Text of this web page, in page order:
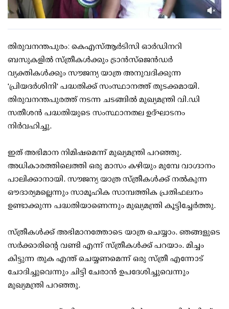
തിരുവനന്തപുരം: കെഎസ്ആർടിസി ഓർഡിനറി
ബസുകളിൽ സ്ത്രീകൾക്കും ട്രാൻസ്‌ജെൻഡർ
വ്യക്തികൾക്കും സൗജന്യ യാത്ര അനുവദിക്കുന്ന
'പ്രിയദർശിനി' പദ്ധതിക്ക് സംസ്ഥാനത്ത് തുടക്കമായി.
തിരുവനന്തപുരത്ത് നടന്ന ചടങ്ങിൽ മുഖ്യമന്ത്രി വി.ഡി
സതീശൻ പദ്ധതിയുടെ സംസ്ഥാനതല ഉദ്ഘാടനം
നിർവഹിച്ചു.
ഇത് അഭിമാന നിമിഷമെന്ന് മുഖ്യമന്ത്രി പറഞ്ഞു.
അധികാരത്തിലെത്തി ഒരു മാസം കഴിയും മുമ്പേ വാഗ്ദാനം
പാലിക്കാനായി. സൗജന്യ യാത്ര സ്ത്രീകൾക്ക് നൽകുന്ന
ഔദാര്യമല്ലെന്നും സാമൂഹിക സാമ്പത്തിക പ്രതിഫലനം
ഉണ്ടാക്കുന്ന പദ്ധതിയാണെന്നും മുഖ്യമന്ത്രി കൂട്ടിച്ചേര്‍ത്തു.
സ്ത്രീകൾക്ക് അഭിമാനത്തോടെ യാത്ര ചെയ്യാം. ഞങ്ങളുടെ
സർക്കാരിന്റെ വണ്ടി എന്ന് സ്ത്രീകള്‍ക്ക് പറയാം. മിച്ചം
കിട്ടുന്ന തുക എന്ത് ചെയ്യണമെന്ന് ഒരു സ്ത്രീ എന്നോട്
ചോദിച്ചുവെന്നും ചിട്ടി ചേരാൻ ഉപദേശിച്ചുവെന്നും
മുഖ്യമന്ത്രി പറഞ്ഞു.